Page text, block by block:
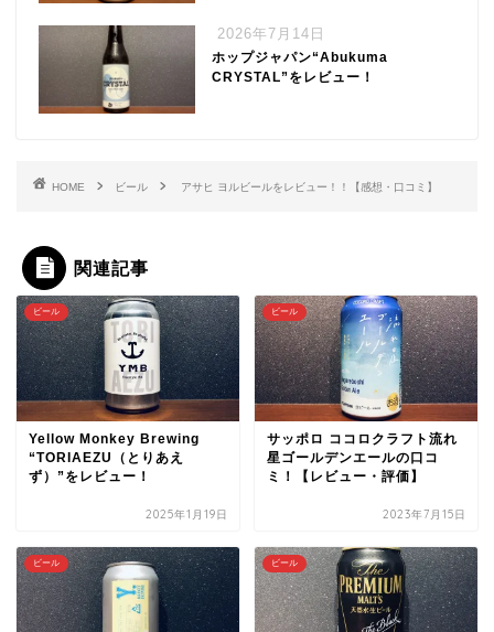
2026年7月14日
ホップジャパン“Abukuma
CRYSTAL”をレビュー！
HOME ビール アサヒ ヨルビールをレビュー！！【感想・口コミ】
関連記事
ビール
Yellow Monkey Brewing
“TORIAEZU（とりあえ
ず）”をレビュー！
2025年1月19日
ビール
サッポロ ココロクラフト流れ
星ゴールデンエールの口コ
ミ！【レビュー・評価】
2023年7月15日
ビール ビール